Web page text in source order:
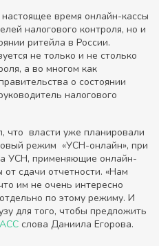
время онлайн-кассы
налогового контроля, но и
ритейла в России.
не только и не столько
а во многом как
о состоянии
налогового
что власти уже планировали
режим «УСН-онлайн», при
УСН, применяющие онлайн-
сдачи отчетности. «Нам
им не очень интересно
по этому режиму. И
для того, чтобы предложить
слова Даниила Егорова.